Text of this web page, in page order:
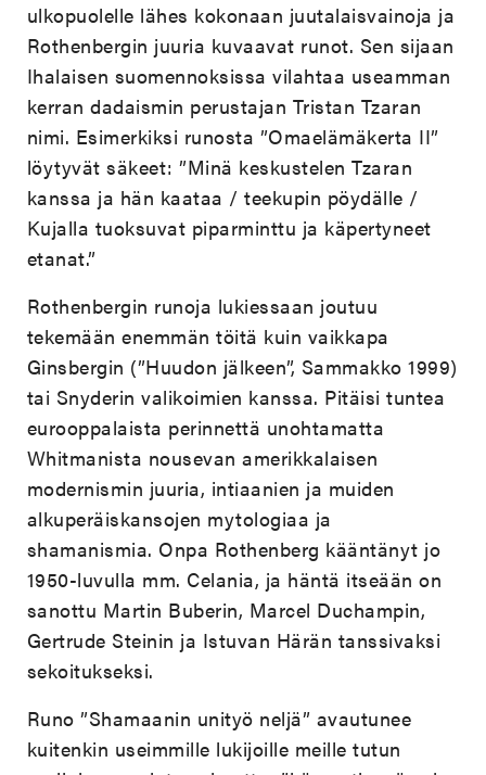
ulkopuolelle lähes kokonaan juutalaisvainoja ja
Rothenbergin juuria kuvaavat runot. Sen sijaan
Ihalaisen suomennoksissa vilahtaa useamman
kerran dadaismin perustajan Tristan Tzaran
nimi. Esimerkiksi runosta ”Omaelämäkerta II”
löytyvät säkeet: ”Minä keskustelen Tzaran
kanssa ja hän kaataa / teekupin pöydälle /
Kujalla tuoksuvat piparminttu ja käpertyneet
etanat.”
Rothenbergin runoja lukiessaan joutuu
tekemään enemmän töitä kuin vaikkapa
Ginsbergin (”Huudon jälkeen”, Sammakko 1999)
tai Snyderin valikoimien kanssa. Pitäisi tuntea
eurooppalaista perinnettä unohtamatta
Whitmanista nousevan amerikkalaisen
modernismin juuria, intiaanien ja muiden
alkuperäiskansojen mytologiaa ja
shamanismia. Onpa Rothenberg kääntänyt jo
1950-luvulla mm. Celania, ja häntä itseään on
sanottu Martin Buberin, Marcel Duchampin,
Gertrude Steinin ja Istuvan Härän tanssivaksi
sekoitukseksi.
Runo ”Shamaanin unityö neljä” avautunee
kuitenkin useimmille lukijoille meille tutun